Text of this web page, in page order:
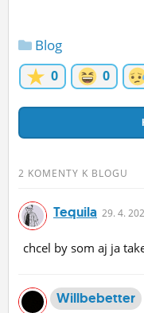
Blog
0 0
2 KOMENTY K BLOGU
Tequila 29. 4.
chcel by som aj ja
Willbebetter